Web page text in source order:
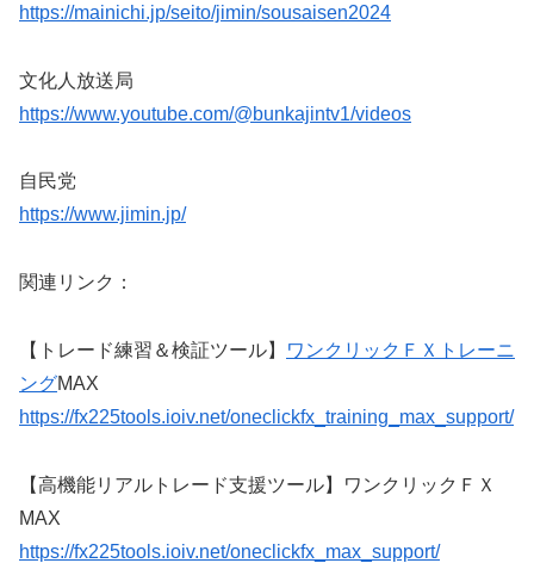
https://mainichi.jp/seito/jimin/sousaisen2024
文化人放送局
https://www.youtube.com/@bunkajintv1/videos
自民党
https://www.jimin.jp/
関連リンク：
【トレード練習＆検証ツール】
ワンクリックＦＸトレーニ
ングMAX
https://fx225tools.ioiv.net/oneclickfx_training_max_support/
【高機能リアルトレード支援ツール】ワンクリックＦＸ
MAX
https://fx225tools.ioiv.net/oneclickfx_max_support/